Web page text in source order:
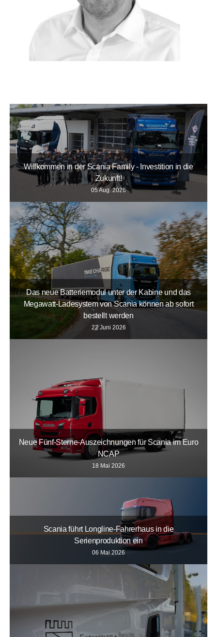
Willkommen in der Scania Family - Investition in die
Zukunft!
05 Aug. 2026
Das neue Batteriemodul unter der Kabine und das
Megawatt-Ladesystem von Scania können ab sofort
bestellt werden
22 Juni 2026
Neue Fünf-Sterne-Auszeichnungen für Scania im Euro
NCAP
18 Mai 2026
Scania führt Longline-Fahrerhaus in die
Serienproduktion ein
06 Mai 2026